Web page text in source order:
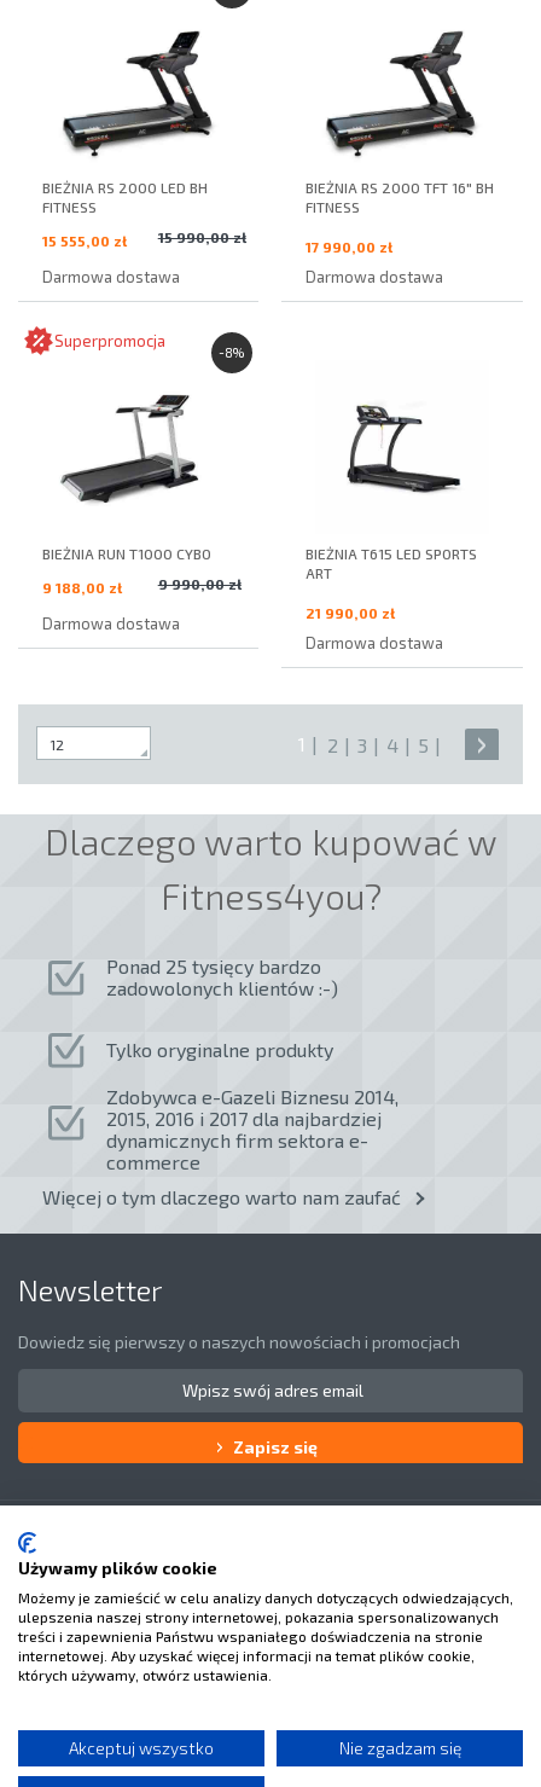
BIEŻNIA RS 2000 LED BH
FITNESS
15 990,00 zł
15 555,00 zł
Darmowa dostawa
BIEŻNIA RS 2000 TFT 16" BH
FITNESS
17 990,00 zł
Darmowa dostawa
-8%
Superpromocja
BIEŻNIA RUN T1000 CYBO
9 990,00 zł
9 188,00 zł
Darmowa dostawa
BIEŻNIA T615 LED SPORTS
ART
21 990,00 zł
Darmowa dostawa
1 2 3 4 5
Dlaczego warto kupować w
Fitness4you?
Ponad 25 tysięcy bardzo
zadowolonych klientów :-)
Tylko oryginalne produkty
Zdobywca e-Gazeli Biznesu 2014,
2015, 2016 i 2017 dla najbardziej
dynamicznych firm sektora e-
commerce
Więcej o tym dlaczego warto nam zaufać
Newsletter
Dowiedz się pierwszy o naszych nowościach i promocjach
Zapisz się
O Nas
Masz pytania?
Używamy plików cookie
Możemy je zamieścić w celu analizy danych dotyczących odwiedzających,
ulepszenia naszej strony internetowej, pokazania spersonalizowanych
treści i zapewnienia Państwu wspaniałego doświadczenia na stronie
internetowej. Aby uzyskać więcej informacji na temat plików cookie,
których używamy, otwórz ustawienia.
Akceptuj wszystko Nie zgadzam się